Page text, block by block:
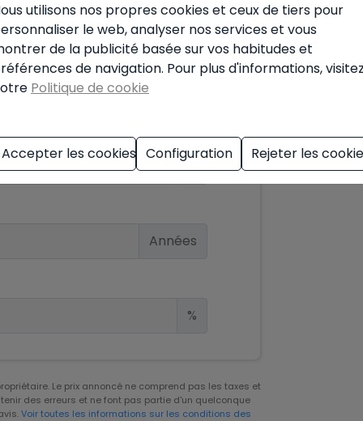
€
Années
%
Le prix annoncé ne comprend pas les taxes et
des erreurs et ne font pas partie d'un quelconque
Voir toutes les informations sur les conditions des
utilisons nos propres cookies et ceux de tiers pour
le web, analyser nos services et vous
de la publicité basée sur vos habitudes et
de navigation. Pour plus d'informations,
Politique de cookie
Accepter les cookies Configuration Rejeter les